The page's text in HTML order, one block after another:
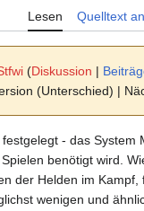
Lesen Quelltext
(Diskussion |
(Unterschied) |
- das
benötigt wird.
der Helden im
wenigen und